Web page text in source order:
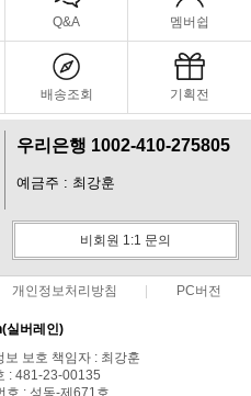
Q&A 멤버쉽
배송조회 기획전
우리은행 1002-410-275805
예금주 : 최강훈
비회원 1:1 문의
개인정보처리방침 PC버전
실버레인)
보호 책임자 : 최강훈
: 481-23-00135
호 : 성동-제671호